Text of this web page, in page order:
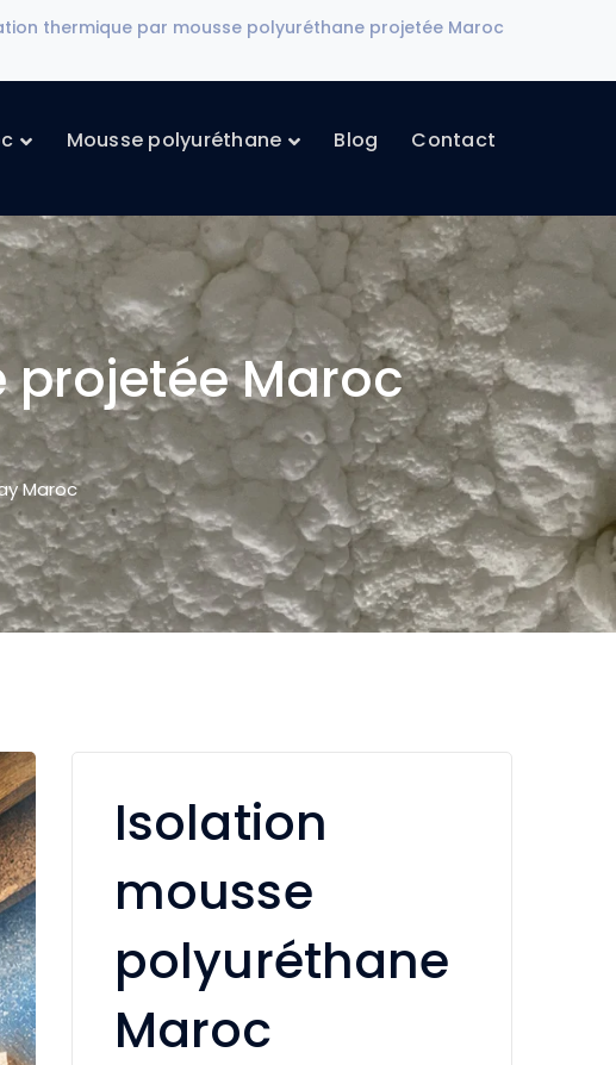
thermique par mousse polyuréthane projetée Maroc
Mousse polyuréthane Blog Contact
Maroc
Maroc
Isolation
mousse
polyuréthane
Maroc